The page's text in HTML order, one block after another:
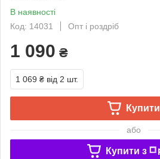
В наявності
Код: 14031
Опт і роздріб
1 090 ₴
1 069 ₴ від 2 шт.
Купити
або
Купити з